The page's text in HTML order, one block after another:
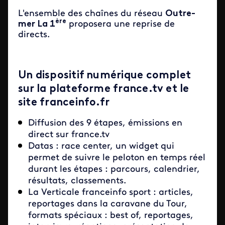
L'ensemble des chaînes du réseau Outre-
mer La 1ère proposera une reprise de
directs.
Un dispositif numérique complet
sur la plateforme france.tv et le
site franceinfo.fr
Diffusion des 9 étapes, émissions en
direct sur france.tv
Datas : race center, un widget qui
permet de suivre le peloton en temps réel
durant les étapes : parcours, calendrier,
résultats, classements.
La Verticale franceinfo sport : articles,
reportages dans la caravane du Tour,
formats spéciaux : best of, reportages,